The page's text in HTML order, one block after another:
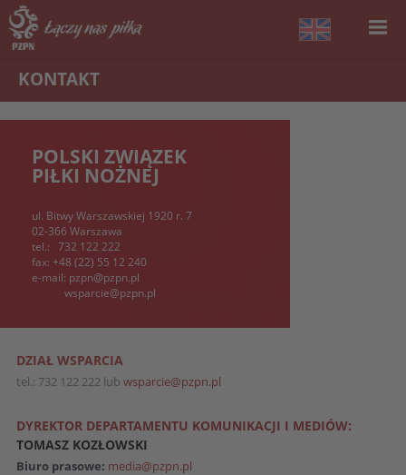
KONTAKT
POLSKI ZWIĄZEK
PIŁKI NOŻNEJ
ul. Bitwy Warszawskiej 1920 r. 7
02-366 Warszawa
tel.: 732 122 222
fax: +48 (22) 55 12 240
e-mail: pzpn@pzpn.pl
wsparcie@pzpn.pl
DZIAŁ WSPARCIA
tel.: 732 122 222 lub wsparcie@pzpn.pl
DYREKTOR DEPARTAMENTU KOMUNIKACJI I MEDIÓW:
TOMASZ KOZŁOWSKI
Biuro prasowe: media@pzpn.pl